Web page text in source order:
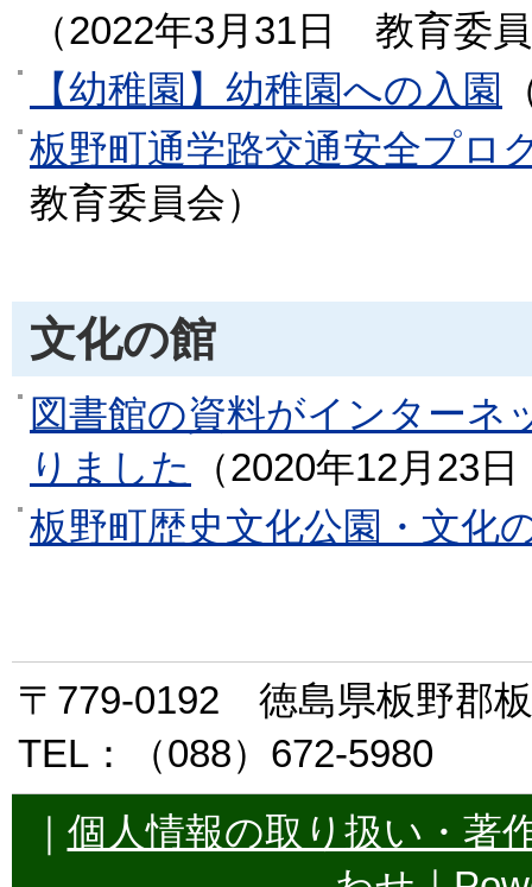
（2022年3月31日
教育委
【幼稚園】幼稚園への入園
板野町通学路交通安全プロ
教育委員会）
文化の館
図書館の資料がインターネ
りました
（2020年12月23日
板野町歴史文化公園・文化
〒779-0192 徳島県板野郡
TEL：（088）672-5980
｜ 個人情報の取り扱い・著